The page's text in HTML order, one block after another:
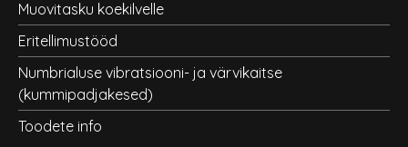
Muovitasku koekilvelle
Eritellimustööd
Numbrialuse vibratsiooni- ja värvikaitse
(kummipadjakesed)
Toodete info